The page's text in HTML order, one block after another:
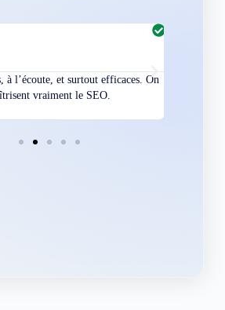
à l’écoute, et surtout efficaces. On
vraiment le SEO.